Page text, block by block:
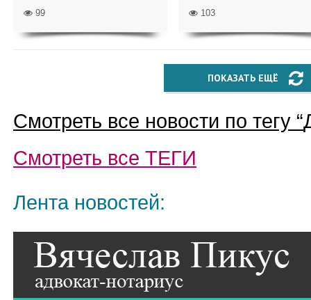
99 103
ПОКАЗАТЬ ЕЩЁ
Смотреть все новости по тегу “
Смотреть все ТЕГИ
Лента новостей: